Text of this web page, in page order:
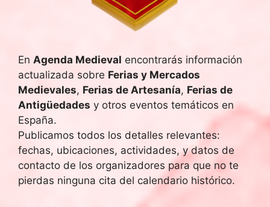
En Agenda Medieval encontrarás información
actualizada sobre Ferias y Mercados
Medievales, Ferias de Artesanía, Ferias de
Antigüedades y otros eventos temáticos en
España.
Publicamos todos los detalles relevantes:
fechas, ubicaciones, actividades, y datos de
contacto de los organizadores para que no te
pierdas ninguna cita del calendario histórico.